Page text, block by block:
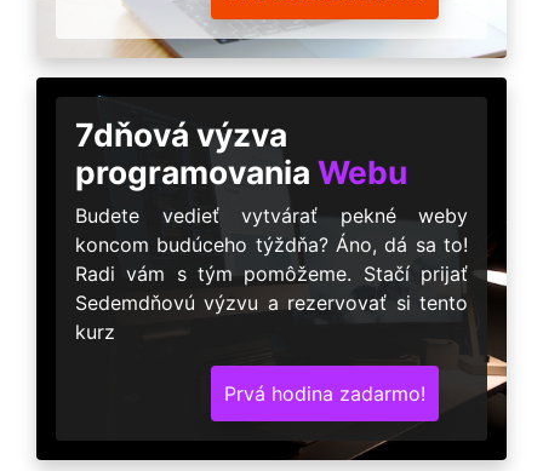
7dňová výzva
programovania Webu
Budete vedieť vytvárať pekné weby
koncom budúceho týždňa? Áno, dá sa to!
Radi vám s tým pomôžeme. Stačí prijať
Sedemdňovú výzvu a rezervovať si tento
kurz
Prvá hodina zadarmo!